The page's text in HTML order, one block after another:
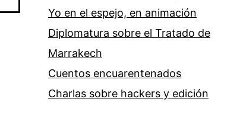
Yo en el espejo, en animación
Diplomatura sobre el Tratado de
Marrakech
Cuentos encuarentenados
Charlas sobre hackers y edición